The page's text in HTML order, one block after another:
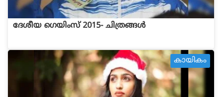
ദേശീയ ഗെയിംസ് 2015- ചിത്രങ്ങള്‍
കായികം